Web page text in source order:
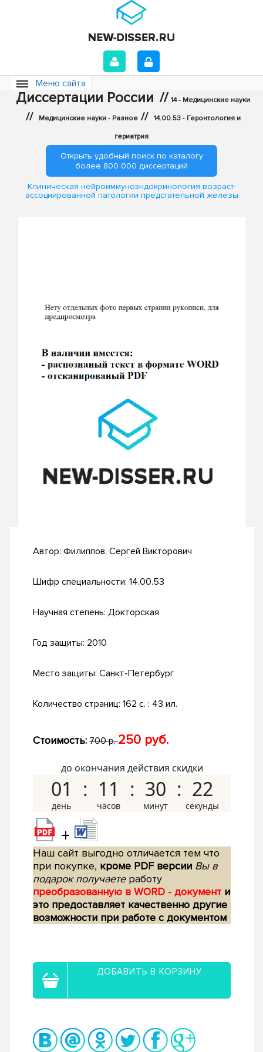
Меню сайта
Диссертации России // 14 - Медицинские науки
// Медицинские науки - Разное // 14.00.53 - Геронтология и
гериатрия
Открыть удобный поиск по каталогу
более 800 000 диссертаций
Клиническая нейроиммуноэндокринология возраст-
ассоциированной патологии предстательной железы
Автор: Филиппов, Сергей Викторович
Шифр специальности: 14.00.53
Научная степень: Докторская
Год защиты: 2010
Место защиты: Санкт-Петербург
Количество страниц: 162 с. : 43 ил.
Стоимость: 700 р.250 руб.
до окончания действия скидки
01 11 30 21
+
Наш сайт выгодно отличается тем что
при покупке, кроме PDF версии Вы в
подарок получаетеработу
преобразованную в WORD - документ и
это предоставляет качественно другие
возможности при работе с документом
ДОБАВИТЬ В КОРЗИНУ